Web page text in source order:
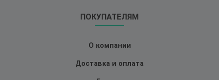
ПОКУПАТЕЛЯМ
О компании
Доставка и оплата